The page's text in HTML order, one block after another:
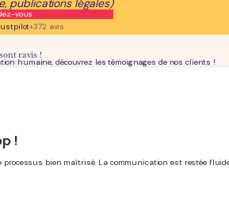
publications légales)
vous
+372 avis
ravis !
humaine, découvrez les témoignages de nos clients !
!
processus bien maîtrisé. La communication est restée